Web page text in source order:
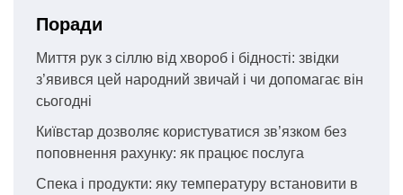
Поради
Миття рук з сіллю від хвороб і бідності: звідки
з’явився цей народний звичай і чи допомагає він
сьогодні
Київстар дозволяє користуватися зв’язком без
поповнення рахунку: як працює послуга
Спека і продукти: яку температуру встановити в